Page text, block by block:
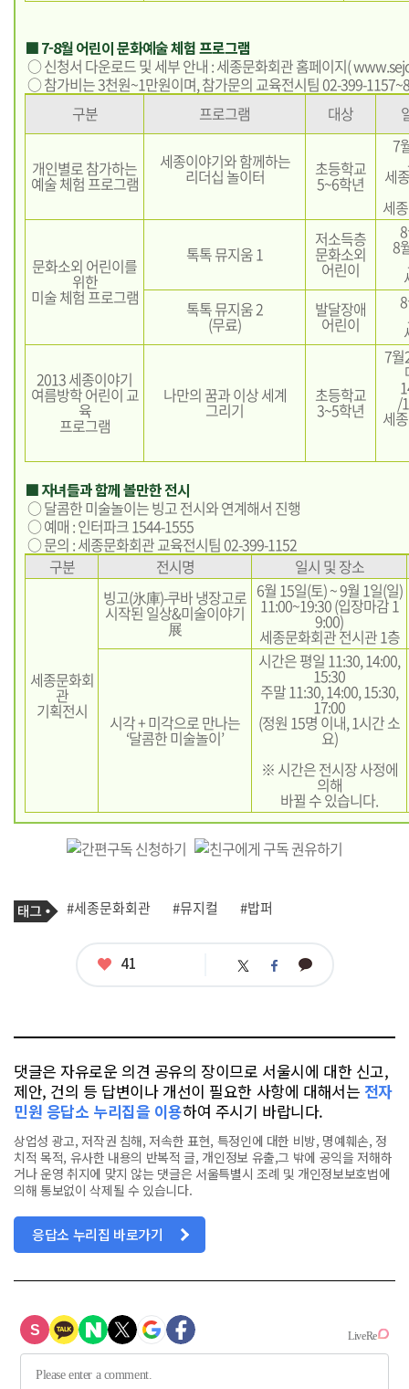
■ 7-8월 어린이 문화예술 체험 프로그램
○ 신청서 다운로드 및 세부 안내 : 세종문화회관 홈페이지(
○ 참가비는 3천원~1만원이며, 참가문의 교육전시팀 02-399-1157~8
구분
프로그램 대상
개인별로 참가하는
예술 체험 프로그램
세종이야기와 함께하는
리더십 놀이터 초등학교
5~6학년
7
세
세
문화소외 어린이를
위한
미술 체험 프로그램
톡톡 뮤지움 1
저소득층
문화소외
어린이
8
톡톡 뮤지움 2
(무료)
발달장애
어린이
2013 세종이야기
여름방학 어린이 교
육
프로그램
나만의 꿈과 이상 세계
그리기
초등학교
3~5학년
7월
/
세
■ 자녀들과 함께 볼만한 전시
○ 달콤한 미술놀이는 빙고 전시와 연계해서 진행
○ 예매 : 인터파크 1544-1555
○ 문의 : 세종문화회관 교육전시팀 02-399-1152
구분
전시명 일시 및 장소
세종문화회
관
기획전시
빙고(氷庫)-쿠바 냉장고로
시작된 일상&미술이야기
展
6월 15일(토) ~ 9월 1일(일)
11:00~19:30 (입장마감 1
9:00)
세종문화회관 전시관 1층
시각 + 미각으로 만나는
‘달콤한 미술놀이’
시간은 평일 11:30, 14:00,
15:30
주말 11:30, 14:00, 15:30,
17:00
(정원 15명 이내, 1시간 소
요)
※ 시간은 전시장 사정에
의해
바뀔 수 있습니다.
기
사
태
그
#세종문화회관 #뮤지컬 #밥퍼
좋
41 트 페 카
댓글은 자유로운 의견 공유의 장이므로 서울시에 대한 신고,
제안, 건의 등 답변이나 개선이 필요한 사항에 대해서는 전자
민원 응답소 누리집을 이용하여 주시기 바랍니다.
상업성 광고, 저작권 침해, 저속한 표현, 특정인에 대한 비방, 명예훼손, 정
치적 목적, 유사한 내용의 반복적 글, 개인정보 유출,그 밖에 공익을 저해하
거나 운영 취지에 맞지 않는 댓글은 서울특별시 조례 및 개인정보보호법에
의해 통보없이 삭제될 수 있습니다.
응답소 누리집 바로가기